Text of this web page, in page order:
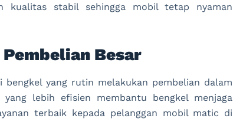
kualitas stabil sehingga mobil tetap nyaman
Besar
yang rutin melakukan pembelian dalam
lebih efisien membantu bengkel menjaga
terbaik kepada pelanggan mobil matic di